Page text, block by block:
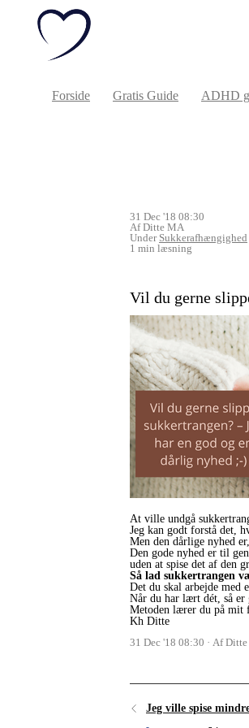
Forside Gratis Guide ADHD
31 Dec '18 08:30
Af Ditte MA
Under Sukkerafhængighed
1 min læsning
Vil du gerne
At ville undgå
Jeg kan godt forstå det,
Men den dårlige nyhed
Den gode nyhed er til
uden at spise det af den
Så lad sukkertrangen
Det du skal arbejde med
Når du har lært dét, så er
Metoden lærer du på mit
Kh Ditte
31 Dec '18 08:30
Af